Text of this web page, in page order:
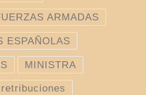
ARMADAS
ESPAÑOLAS
MINISTRA
retribuciones